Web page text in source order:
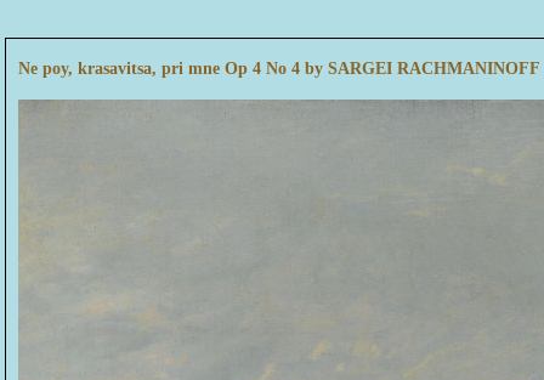
Ne poy, krasavitsa, pri mne Op 4 No 4 by SARGEI RACHMANINOFF